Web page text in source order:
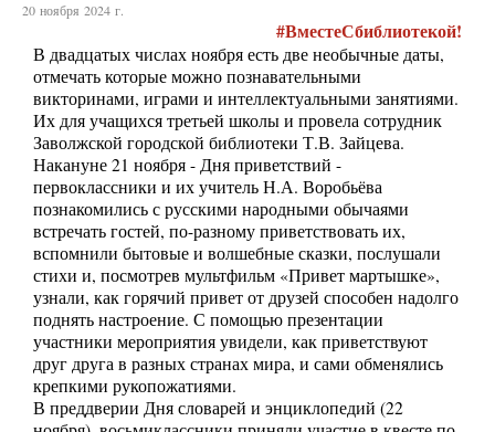
20 ноября 2024 г.
#ВместеСбиблиотекой!
В двадцатых числах ноября есть две необычные даты,
отмечать которые можно познавательными
викторинами, играми и интеллектуальными занятиями.
Их для учащихся третьей школы и провела сотрудник
Заволжской городской библиотеки Т.В. Зайцева.
Накануне 21 ноября - Дня приветствий -
первоклассники и их учитель Н.А. Воробьёва
познакомились с русскими народными обычаями
встречать гостей, по-разному приветствовать их,
вспомнили бытовые и волшебные сказки, послушали
стихи и, посмотрев мультфильм «Привет мартышке»,
узнали, как горячий привет от друзей способен надолго
поднять настроение. С помощью презентации
участники мероприятия увидели, как приветствуют
друг друга в разных странах мира, и сами обменялись
крепкими рукопожатиями.
В преддверии Дня словарей и энциклопедий (22